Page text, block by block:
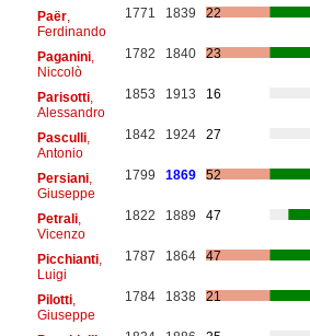
Paër,
Ferdinando
1771 1839 22
Paganini,
Niccolò
1782 1840 23
Parisotti,
Alessandro
1853 1913 16
Pasculli,
Antonio
1842 1924 27
Persiani,
Giuseppe
1799 1869 52
Petrali,
Vicenzo
1822 1889 47
Picchianti,
Luigi
1787 1864 47
Pilotti,
Giuseppe
1784 1838 21